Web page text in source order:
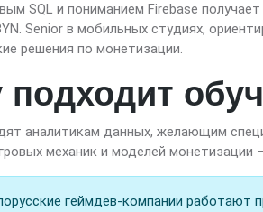
SQL и пониманием Firebase
Senior в мобильных студиях,
решения по монетизации.
аналитикам данных, желающим
механик и моделей
геймдев-компании работают